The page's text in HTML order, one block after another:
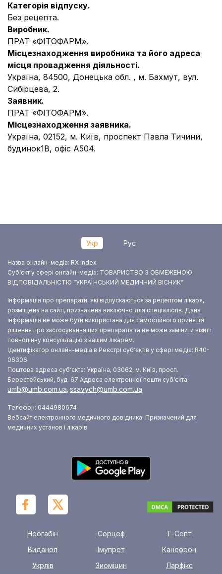
Категорія відпуску.
Без рецепта.
Виробник.
ПРАТ «ФІТОФАРМ».
Місцезнаходження виробника та його адреса
місця провадження діяльності.
Україна, 84500, Донецька обл. , м. Бахмут, вул.
Сибірцева, 2.
Заявник.
ПРАТ «ФІТОФАРМ».
Місцезнаходження заявника.
Україна, 02152, м. Київ, проспект Павла Тичини,
будинок1В, офіс А504.
Укр Рус
Назва онлайн-медіа: RX index
Суб‘єкт у сфері онлайн-медіа: ТОВАРИСТВО З ОБМЕЖЕНОЮ
ВІДПОВІДАЛЬНІСТЮ “УКРАЇНСЬКИЙ МЕДИЧНИЙ ВІСНИК”
Інформація про препарати, які відпускаються за рецептом лікаря,
розміщена на сайті, призначена виключно для спеціалістів. Дана
інформація не може бути використана для самостійного приняття
рішення про застосування цих препаратів та не може замінити візит і
повноцінну консультацію з вашим лікарем.
Ідентифікатор онлайн-медіа в Реєстрі суб‘єктів у сфері медіа: R40-
06306
Поштова адреса суб‘єкта: Україна, 03062, м. Київ, просп.
Берестейський, буд. 67 Адреса електронної пошти суб’єкта:
umb@umb.com.ua, ssavych@umb.com.ua
Телефон: 0444980674
Вебсайт електронного медичного довідника. Призначений для
медичних установ і лікарів
Неогабін Сорцеф
Т-Септ
Виданол
Імупрет
Канефрон
Укрлів
Зиоміцин Ларфікс